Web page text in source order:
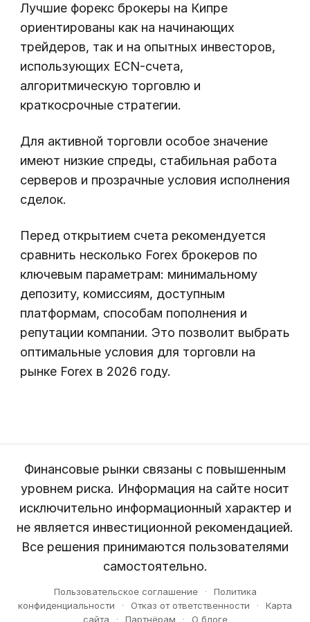
Лучшие форекс брокеры на Кипре
ориентированы как на начинающих
трейдеров, так и на опытных инвесторов,
использующих ECN-счета,
алгоритмическую торговлю и
краткосрочные стратегии.
Для активной торговли особое значение
имеют низкие спреды, стабильная работа
серверов и прозрачные условия исполнения
сделок.
Перед открытием счета рекомендуется
сравнить несколько Forex брокеров по
ключевым параметрам: минимальному
депозиту, комиссиям, доступным
платформам, способам пополнения и
репутации компании. Это позволит выбрать
оптимальные условия для торговли на
рынке Forex в 2026 году.
Финансовые рынки связаны с повышенным
уровнем риска. Информация на сайте носит
исключительно информационный характер и
не является инвестиционной рекомендацией.
Все решения принимаются пользователями
самостоятельно.
Пользовательское соглашение ·
Политика
конфиденциальности
· Отказ от ответственности ·
Карта
сайта
· Партнёрам · О блоге